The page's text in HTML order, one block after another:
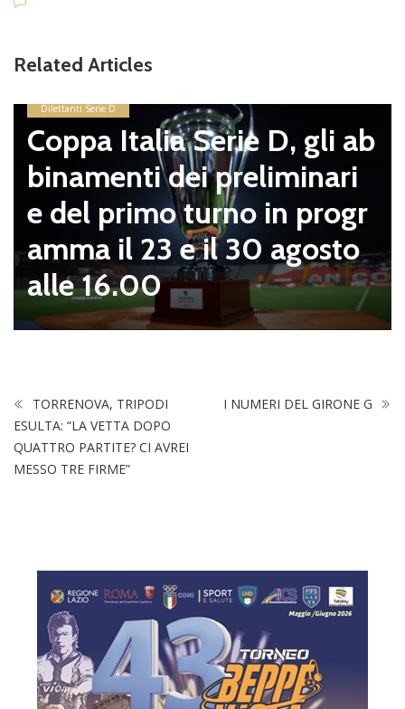
Related Articles
Dilettanti Serie D
Coppa Italia Serie D, gli ab
binamenti dei preliminari
e del primo turno in progr
amma il 23 e il 30 agosto
alle 16.00
TORRENOVA, TRIPODI
ESULTA: “LA VETTA DOPO
QUATTRO PARTITE? CI AVREI
MESSO TRE FIRME”
I NUMERI DEL GIRONE G